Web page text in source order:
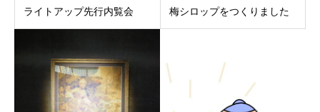
ライトアップ先行内覧会 梅シロップをつくりました